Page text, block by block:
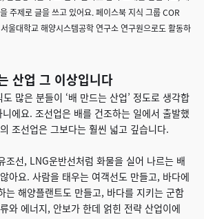
주제로 글을 쓰고 있어요. 페이스북 지식 그룹 COR
대학교 해양시스템공학 연구소 연구원으로도 활동하
산업 그 이상입니다
많은 분들이 ‘배 만드는 산업’ 정도로 생각합
에요. 조선업은 배를 건조하는 일에서 출발했
조선업은 그보다는 훨씬 넓고 깊습니다.
조선, LNG운반선처럼 화물을 실어 나르는 배
아요. 사람을 태우는 여객선도 만들고, 바다에
는 해양플랜트도 만들고, 바다를 지키는 군함
와 에너지, 안보가 한데 얽힌 전략 산업이에